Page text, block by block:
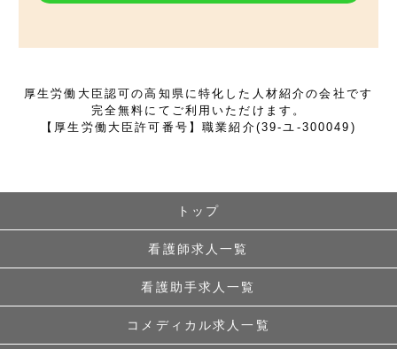
厚生労働大臣認可の高知県に特化した人材紹介の会社です
完全無料にてご利用いただけます。
【厚生労働大臣許可番号】職業紹介(39-ユ-300049)
トップ
看護師求人一覧
看護助手求人一覧
コメディカル求人一覧